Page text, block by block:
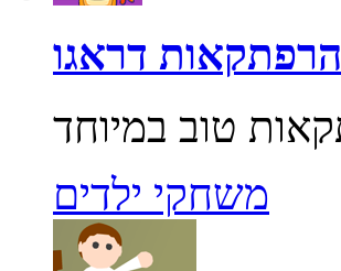
הרפתקאות דראגו
משחקי ילדים